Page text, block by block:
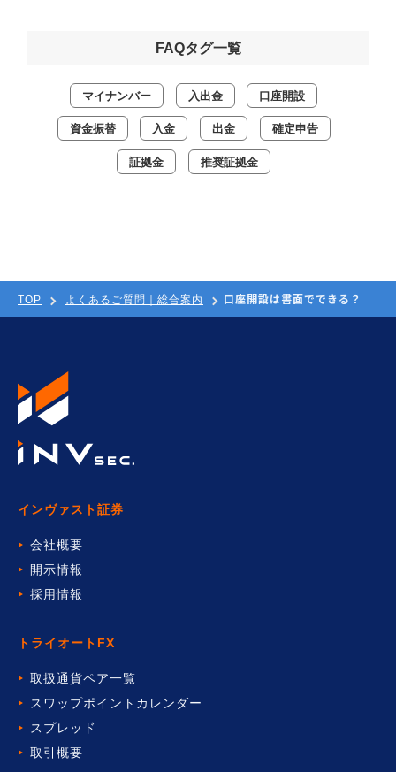
FAQタグ一覧
マイナンバー 入出金 口座開設
資金振替 入金 出金 確定申告
証拠金 推奨証拠金
TOP よくあるご質問｜総合案内 口座開設は書面でできる？
インヴァスト証券
会社概要
開示情報
採用情報
トライオートFX
取扱通貨ペア一覧
スワップポイントカレンダー
スプレッド
取引概要